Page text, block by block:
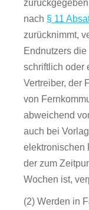
nach § 11
zurücknimmt,
Endnutzers
schriftlich oder
Vertreiber, der
von
abweichend
auch bei
elektronischen
der zum
Wochen ist,
(2) Werden in